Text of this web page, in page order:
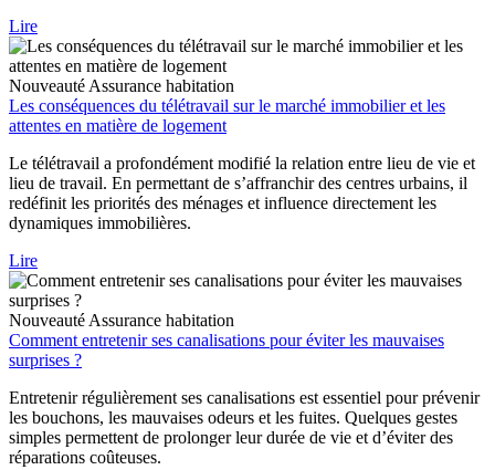
Lire
Nouveauté Assurance habitation
Les conséquences du télétravail sur le marché immobilier et les
attentes en matière de logement
Le télétravail a profondément modifié la relation entre lieu de vie et
lieu de travail. En permettant de s’affranchir des centres urbains, il
redéfinit les priorités des ménages et influence directement les
dynamiques immobilières.
Lire
Nouveauté Assurance habitation
Comment entretenir ses canalisations pour éviter les mauvaises
surprises ?
Entretenir régulièrement ses canalisations est essentiel pour prévenir
les bouchons, les mauvaises odeurs et les fuites. Quelques gestes
simples permettent de prolonger leur durée de vie et d’éviter des
réparations coûteuses.